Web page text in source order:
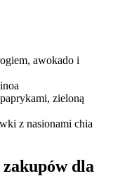
awokado i
zieloną
z nasionami chia
dla